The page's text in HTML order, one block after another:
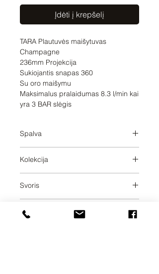
Įdėti į krepšelį
TARA Plautuvės maišytuvas
Champagne
236mm Projekcija
Sukiojantis snapas 360
Su oro maišymu
Maksimalus pralaidumas 8.3 l/min kai
yra 3 BAR slėgis
Spalva
Kolekcija
Svoris
Pristatymo dienos